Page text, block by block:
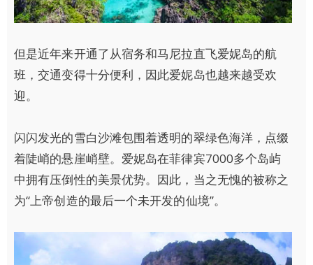
但是近年来开通了从宿务和马尼拉直飞爱妮岛的航
班，交通变得十分便利，因此爱妮岛也越来越受欢
迎。
闪闪发光的雪白沙滩包围着透明的翠绿色海洋，点缀
着陡峭的悬崖峭壁。爱妮岛在菲律宾7000多个岛屿
中拥有压倒性的美景优势。因此，当之无愧的被称之
为“上帝创造的最后一个未开发的仙境”。